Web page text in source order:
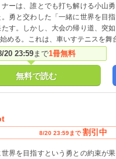
ーは、誰とでも打ち解ける小山
勇と交わした「一緒に世界を目
す。しかし、大会の帰り道、突
める。これは、車いすテニスを
20 23:59まで1冊無料
無料で読む
8/20 23:59まで 割引中
界を目指すという勇との約束が